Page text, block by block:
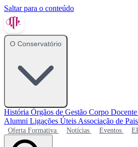
Saltar para o conteúdo
O Conservatório
História Órgãos de Gestão Corpo Docente
Alumni Ligações Úteis Associação de
Oferta Formativa Notícias Eventos